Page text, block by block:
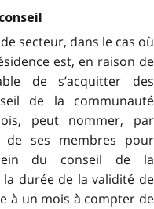
secteur, dans le cas où
est, en raison de
de s’acquitter des
de la communauté
peut nommer, par
de ses membres pour
du conseil de la
durée de la validité de
à un mois à compter de